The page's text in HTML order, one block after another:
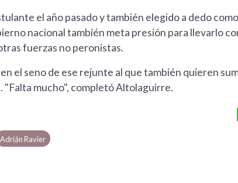
el año pasado y también elegido a dedo
nacional también meta presión para llevarlo
fuerzas no peronistas.
el seno de ese rejunte al que también quieren
"Falta mucho", completó Altolaguirre.
Adrián Ravier